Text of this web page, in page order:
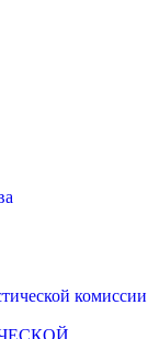
комиссии